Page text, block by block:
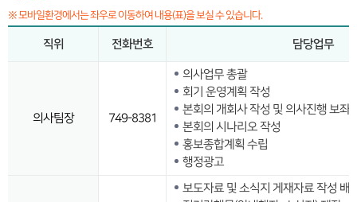
※ 모바일환경에서는 좌우로 이동하여 내용(표)을 보실 수 있습니다.
직위 전화번호 담당업무
의사팀장 749-8381
의사업무 총괄
회기 운영계획 작성
본회의 개회사 작성 및 의사진행 보좌
본회의 시나리오 작성
홍보종합계획 수립
행정광고
보도자료 및 소식지 게재자료 작성 배